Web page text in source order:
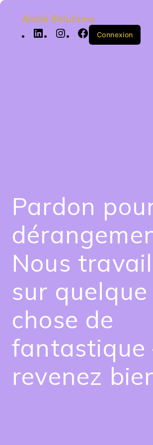
Alabli Solutions
Connexion
Pardon
Nous
sur quelque
chose de
fantastique
revenez